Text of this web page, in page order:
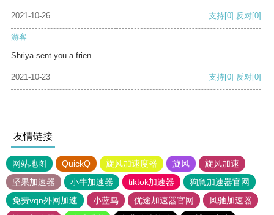
2021-10-26 支持[0] 反对[0]
游客
Shriya sent you a frien
2021-10-23 支持[0] 反对[0]
友情链接
网站地图 QuickQ 旋风加速度器 旋风
旋风加速
坚果加速器
小牛加速器 tiktok加速器
狗急加速器官网
免费vqn外网加速
小蓝鸟 优途加速器官网
风驰加速器